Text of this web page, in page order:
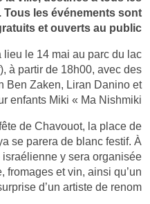
les événements sont
et ouverts au public
lieu le 14 mai au parc du lac
à partir de 18h00, avec des
Ben Zaken, Liran Danino et
enfants Miki « Ma Nishmiki ».
de Chavouot, la place de
se parera de blanc festif. À
y sera organisée
fromages et vin, ainsi qu’un
d’un artiste de renom.